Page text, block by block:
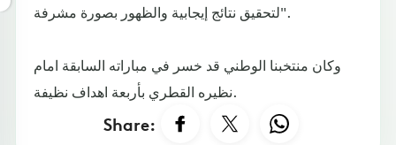
لتحقيق نتائج إيجابية والظهور بصورة مشرفة".
وكان منتخبنا الوطني قد خسر في مباراته السابقة امام
نظيره القطري بأربعة اهداف نظيفة.
Share: